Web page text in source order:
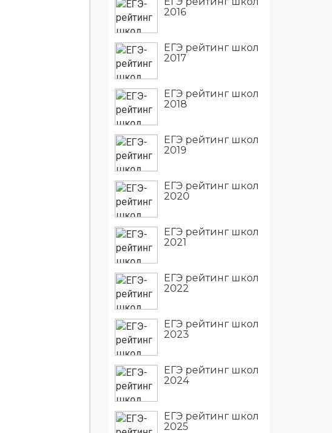
2016
ЕГЭ рейтинг школ
2017
ЕГЭ рейтинг школ
2018
ЕГЭ рейтинг школ
2019
ЕГЭ рейтинг школ
2020
ЕГЭ рейтинг школ
2021
ЕГЭ рейтинг школ
2022
ЕГЭ рейтинг школ
2023
ЕГЭ рейтинг школ
2024
ЕГЭ рейтинг школ
2025